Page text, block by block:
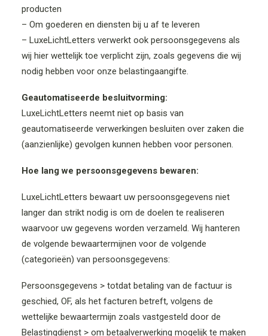
producten
– Om goederen en diensten bij u af te leveren
– LuxeLichtLetters verwerkt ook persoonsgegevens als
wij hier wettelijk toe verplicht zijn, zoals gegevens die wij
nodig hebben voor onze belastingaangifte.
Geautomatiseerde besluitvorming:
LuxeLichtLetters neemt niet op basis van
geautomatiseerde verwerkingen besluiten over zaken die
(aanzienlijke) gevolgen kunnen hebben voor personen.
Hoe lang we persoonsgegevens bewaren:
LuxeLichtLetters bewaart uw persoonsgegevens niet
langer dan strikt nodig is om de doelen te realiseren
waarvoor uw gegevens worden verzameld. Wij hanteren
de volgende bewaartermijnen voor de volgende
(categorieën) van persoonsgegevens:
Persoonsgegevens > totdat betaling van de factuur is
geschied, OF, als het facturen betreft, volgens de
wettelijke bewaartermijn zoals vastgesteld door de
Belastingdienst > om betaalverwerking mogelijk te maken